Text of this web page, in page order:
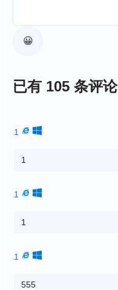
😀
已有 105 条评论
1
1
1
1
1
555